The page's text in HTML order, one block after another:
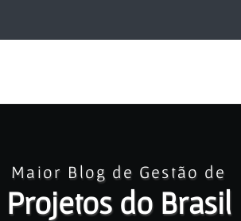
Maior Blog de Gestão de
Projetos do Brasil